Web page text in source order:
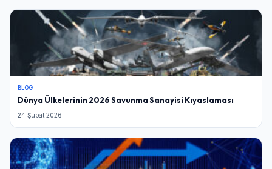
BLOG
Dünya Ülkelerinin 2026 Savunma Sanayisi Kıyaslaması
24 Şubat 2026